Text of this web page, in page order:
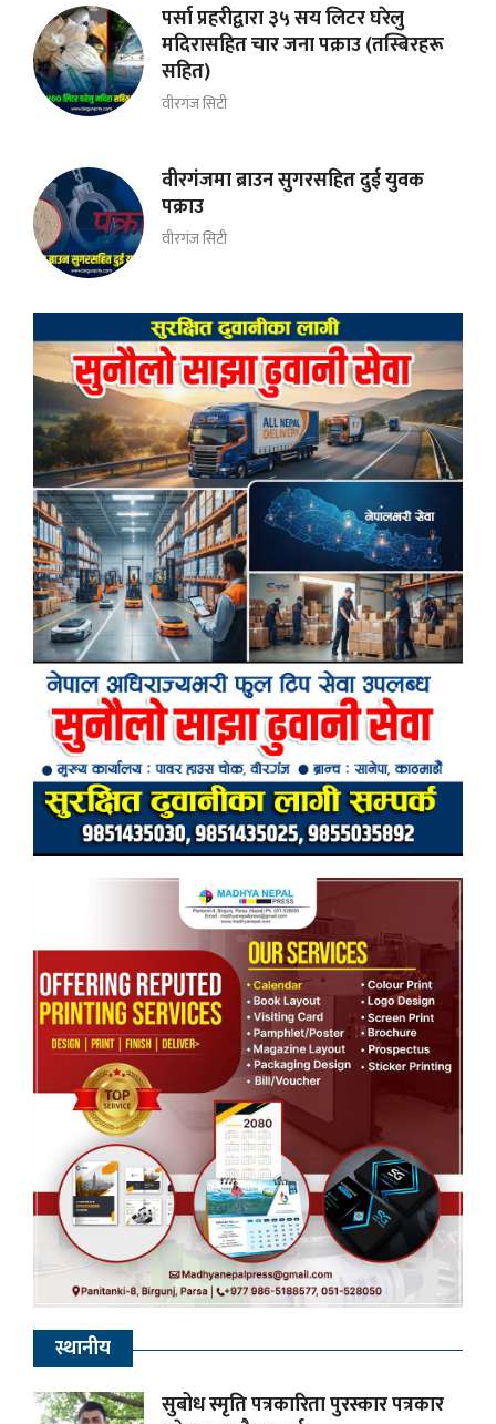
पर्सा प्रहरीद्वारा ३५ सय लिटर घरेलु
मदिरासहित चार जना पक्राउ (तस्बिरहरू
सहित)
वीरगंज सिटी
वीरगंजमा ब्राउन सुगरसहित दुई युवक
पक्राउ
वीरगंज सिटी
स्थानीय
सुबोध स्मृति पत्रकारिता पुरस्कार पत्रकार